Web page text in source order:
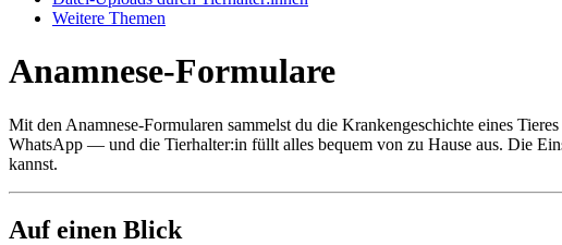
Weitere Themen
Anamnese-Formulare
Mit den Anamnese-Formularen sammelst du die Krankengeschichte eines Tieres
WhatsApp — und die Tierhalter:in füllt alles bequem von zu Hause aus. Die
kannst.
Auf einen Blick